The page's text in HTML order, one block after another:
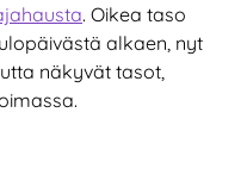
. Oikea taso
alkaen, nyt
näkyvät tasot,